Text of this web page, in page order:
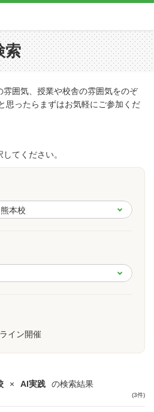
索
雰囲気、授業や校舎の雰囲気をのぞ
思ったらまずはお気軽にご参加くだ
てください。
イン開催
× AI実践 の検索結果
(3件)